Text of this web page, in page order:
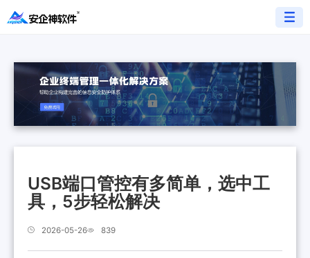
USB端口管控有多简单，选中工
具，5步轻松解决
2026-05-26 839